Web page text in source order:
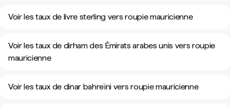
Voir les taux de livre sterling vers roupie mauricienne
Voir les taux de dirham des Émirats arabes unis vers roupie
mauricienne
Voir les taux de dinar bahreïni vers roupie mauricienne